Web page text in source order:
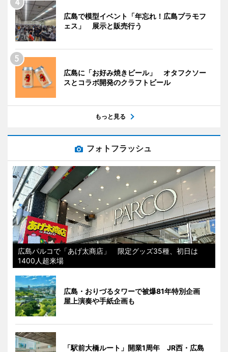
広島で模型イベント「年忘れ！広島プラモフ
ェス」 展示と販売行う
広島に「お好み焼きビール」 オタフクソー
スとコラボ開発のクラフトビール
もっと見る
フォトフラッシュ
広島パルコで「あげ太商店」 限定グッズ35種、初日は
1400人超来場
広島・おりづるタワーで被爆81年特別企画
屋上演奏や手紙企画も
「駅前大橋ルート」開業1周年 JR西・広島